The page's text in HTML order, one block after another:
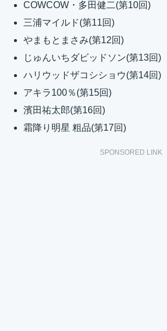
COWCOW・多田健二(第10回)
三浦マイルド(第11回)
やまもとまさみ(第12回)
じゅんいちダビッドソン(第13回)
ハリウッドザコシショウ(第14回)
アキラ100％(第15回)
濱田祐太郎(第16回)
霜降り明星 粗品(第17回)
SPONSORED LINK